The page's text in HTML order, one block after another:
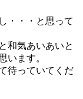
・・・と思って
和気あいあいと
います。
待っていてくだ